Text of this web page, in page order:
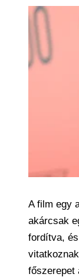
A film egy
akárcsak
fordítva,
főszerepet